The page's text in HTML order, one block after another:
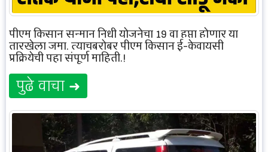
पीएम किसान सन्मान निधी योजनेचा 19 वा हप्ता होणार या
तारखेला जमा, त्याचबरोबर पीएम किसान ई-केवायसी
प्रक्रियेची पहा संपूर्ण माहिती.!
पुढे वाचा ➜